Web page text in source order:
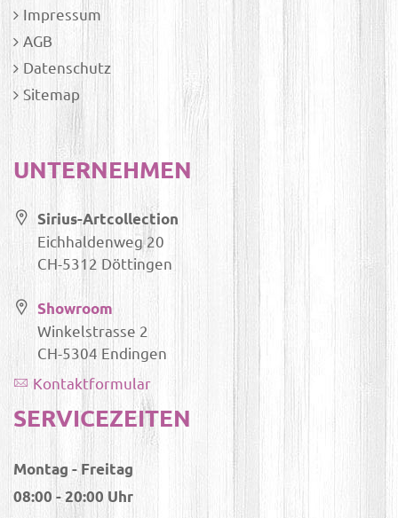
Impressum
AGB
Datenschutz
Sitemap
UNTERNEHMEN
Sirius-Artcollection
Eichhaldenweg 20
CH-5312 Döttingen
Showroom
Winkelstrasse 2
CH-5304 Endingen
Kontaktformular
SERVICEZEITEN
Montag - Freitag
08:00 - 20:00 Uhr